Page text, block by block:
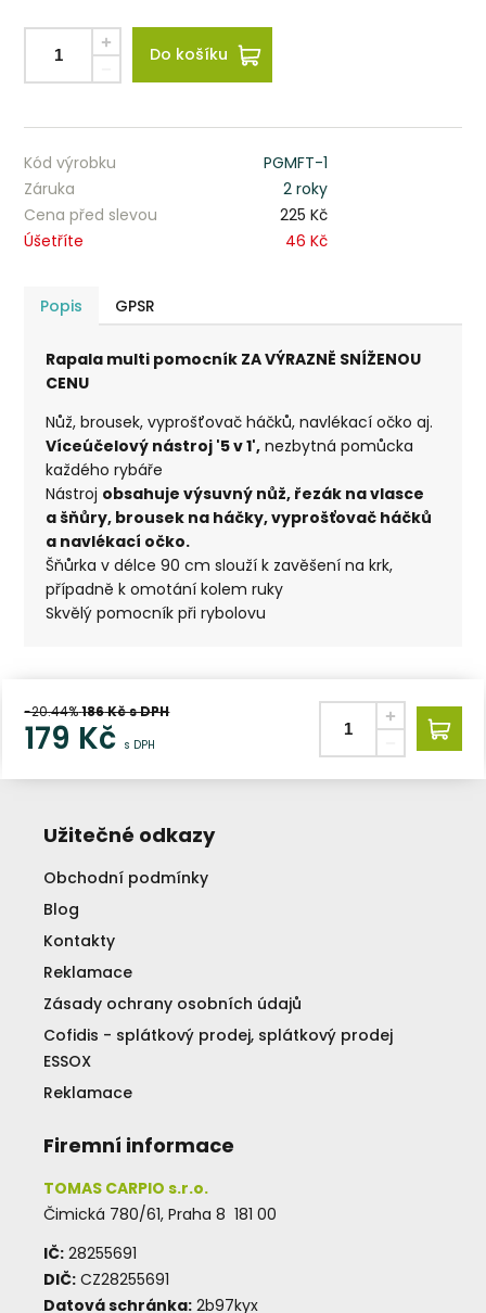
Do košíku
Kód výrobku
PGMFT-1
Záruka
2 roky
Cena před slevou
225 Kč
Úšetříte
46 Kč
Popis GPSR
Rapala multi pomocník ZA VÝRAZNĚ SNÍŽENOU
CENU
Nůž, brousek, vyprošťovač háčků, navlékací očko aj.
Víceúčelový nástroj '5 v 1', nezbytná pomůcka
každého rybáře
Nástroj obsahuje výsuvný nůž, řezák na vlasce
a šňůry, brousek na háčky, vyprošťovač háčků
a navlékací očko.
Šňůrka v délce 90 cm slouží k zavěšení na krk,
případně k omotání kolem ruky
Skvělý pomocník při rybolovu
-20.44%186Kč s DPH
179 Kč s DPH
Užitečné odkazy
Obchodní podmínky
Blog
Kontakty
Reklamace
Zásady ochrany osobních údajů
Cofidis - splátkový prodej, splátkový prodej
ESSOX
Reklamace
Firemní informace
TOMAS CARPIO s.r.o.
Čimická 780/61, Praha 8 181 00
IČ: 28255691
DIČ: CZ28255691
Datová schránka: 2b97kyx